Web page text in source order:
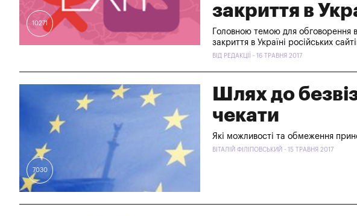
10271
закриття в
Головною темою для обговорення
закриття в Україні російських
ВІД РЕДАКЦІЇ - 16 ТРАВНЯ 2017
7030
Шлях до
чекати
Які можливості та обмеження
ВІТАЛІЙ ФІЛІПОВСЬКИЙ - 15 ТРАВНЯ 2017